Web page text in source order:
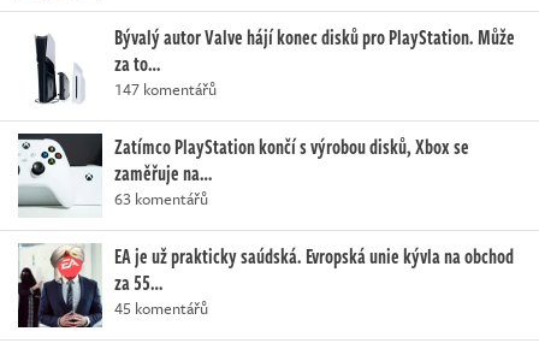
Bývalý autor Valve hájí konec disků pro PlayStation. Může
za to…
147 komentářů
Zatímco PlayStation končí s výrobou disků, Xbox se
zaměřuje na…
63 komentářů
EA je už prakticky saúdská. Evropská unie kývla na obchod
za 55…
45 komentářů